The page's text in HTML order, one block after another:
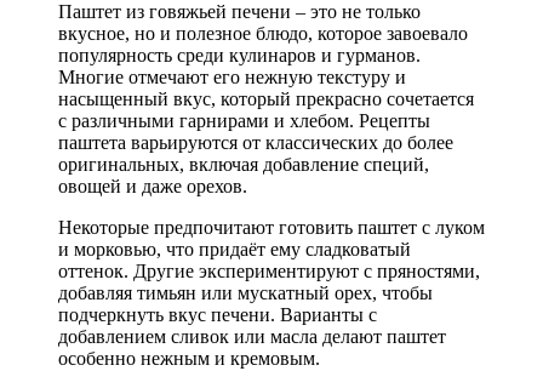
Паштет из говяжьей печени – это не только
вкусное, но и полезное блюдо, которое завоевало
популярность среди кулинаров и гурманов.
Многие отмечают его нежную текстуру и
насыщенный вкус, который прекрасно сочетается
с различными гарнирами и хлебом. Рецепты
паштета варьируются от классических до более
оригинальных, включая добавление специй,
овощей и даже орехов.
Некоторые предпочитают готовить паштет с луком
и морковью, что придаёт ему сладковатый
оттенок. Другие экспериментируют с пряностями,
добавляя тимьян или мускатный орех, чтобы
подчеркнуть вкус печени. Варианты с
добавлением сливок или масла делают паштет
особенно нежным и кремовым.